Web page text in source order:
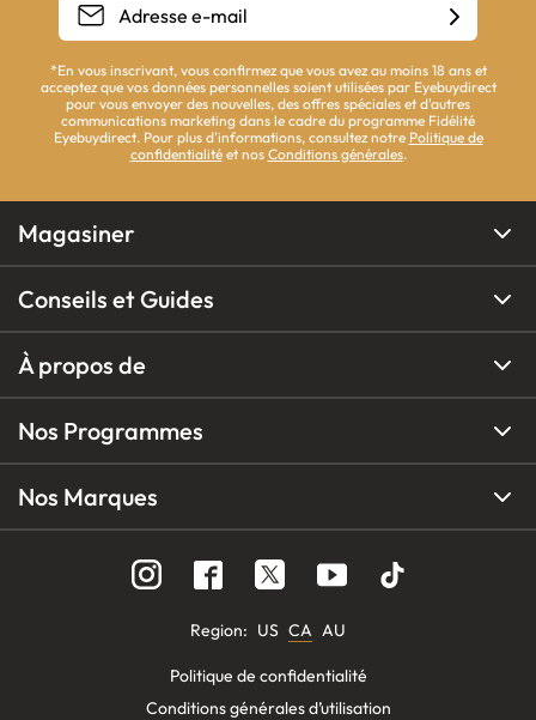
*En vous inscrivant, vous confirmez que vous avez au moins 18 ans et
acceptez que vos données personnelles soient utilisées par Eyebuydirect
pour vous envoyer des nouvelles, des offres spéciales et d'autres
communications marketing dans le cadre du programme Fidélité
Eyebuydirect. Pour plus d'informations, consultez notre Politique de
confidentialitéet nos Conditions générales.
Magasiner
Conseils et Guides
À propos de
Nos Programmes
Nos Marques
Region: US CA AU
Politique de confidentialité
Conditions générales d’utilisation